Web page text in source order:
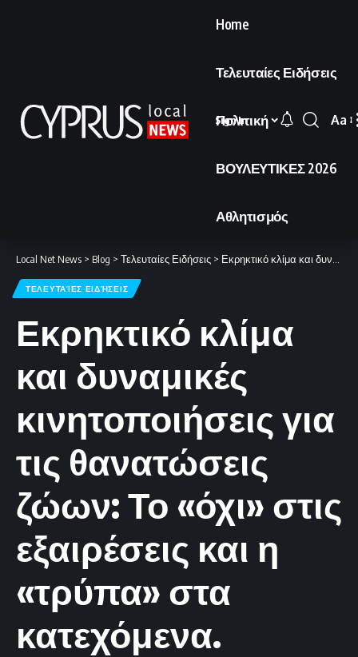
Home
Τελευταίες Ειδήσεις
Πολιτική
ΒΟΥΛΕΥΤΙΚΕΣ 2026
Αθλητισμός
Sign In
Font
Aa
Local Net News > Blog > Τελευταίες Ειδήσεις > Εκρηκτικό κλίμα και δυναμικές κινητοποιήσεις για τις θανατώσεις ζώων: Το «όχι» στις εξαιρέσεις και η «τρύπα» στα κατεχόμενα.
ΤΕΛΕΥΤΑΊΕΣ ΕΙΔΉΣΕΙΣ
Εκρηκτικό κλίμα
και δυναμικές
κινητοποιήσεις για
τις θανατώσεις
ζώων: Το «όχι» στις
εξαιρέσεις και η
«τρύπα» στα
κατεχόμενα.